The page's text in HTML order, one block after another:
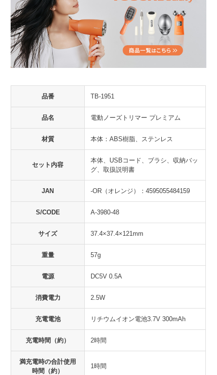
品番 TB-1951
品名 電動ノーズトリマー プレミアム
材質 本体：ABS樹脂、ステンレス
セット内容
本体、USBコード、ブラシ、収納バッ
グ、取扱説明書
JAN -OR（オレンジ）：4595055484159
S/CODE A-3980-48
サイズ 37.4×37.4×121mm
重量 57g
電源 DC5V 0.5A
消費電力 2.5W
充電電池 リチウムイオン電池3.7V 300mAh
充電時間（約） 2時間
満充電時の合計使用
時間（約）
1時間